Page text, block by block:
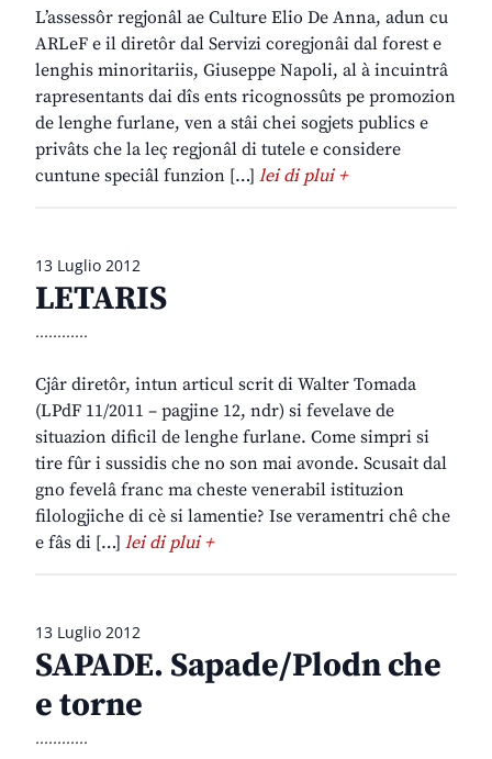
L’assessôr regjonâl ae Culture Elio De Anna, adun cu
ARLeF e il diretôr dal Servizi coregjonâi dal forest e
lenghis minoritariis, Giuseppe Napoli, al à incuintrâ
rapresentants dai dîs ents ricognossûts pe promozion
de lenghe furlane, ven a stâi chei sogjets publics e
privâts che la leç regjonâl di tutele e considere
cuntune speciâl funzion […] lei di plui +
13 Luglio 2012
LETARIS
............
Cjâr diretôr, intun articul scrit di Walter Tomada
(LPdF 11/2011 – pagjine 12, ndr) si fevelave de
situazion dificil de lenghe furlane. Come simpri si
tire fûr i sussidis che no son mai avonde. Scusait dal
gno fevelâ franc ma cheste venerabil istituzion
filologjiche di cè si lamentie? Ise veramentri chê che
e fâs di […] lei di plui +
13 Luglio 2012
SAPADE. Sapade/Plodn che
e torne
............